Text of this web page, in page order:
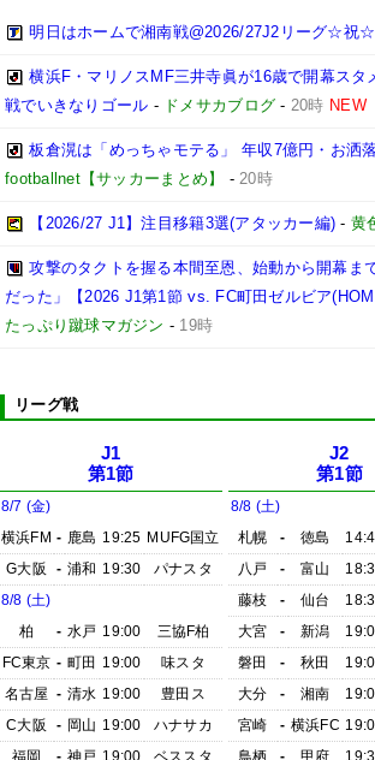
明日はホームで湘南戦@2026/27J2リーグ☆
横浜F・マリノスMF三井寺眞が16歳で開幕ス
戦でいきなりゴール - ドメサカブログ - 20時 NEW
板倉滉は「めっちゃモテる」 年収7億円・お洒
footballnet【サッカーまとめ】
-20時
【2026/27 J1】注目移籍3選(アタッカー編) -黄
攻撃のタクトを握る本間至恩、始動から開幕ま
だった」【2026 J1第1節 vs. FC町田ゼルビア
たっぷり蹴球マガジン - 19時
リーグ戦
J1
第1節
8/7 (金)
横浜FM - 鹿島 19:25 MUFG国立
G大阪
- 浦和 19:30
パナスタ
8/8 (土)
柏
- 水戸 19:00
三協F柏
FC東京 - 町田 19:00
味スタ
名古屋 - 清水 19:00
豊田ス
C大阪
- 岡山 19:00
ハナサカ
福岡
- 神戸 19:00
ベススタ
J2
第1節
8/8 (土)
札幌
- 徳島
八戸
- 富山
藤枝
- 仙台
大宮
- 新潟
磐田
- 秋田
大分
- 湘南
宮崎
- 横浜FC
鳥栖
- 甲府